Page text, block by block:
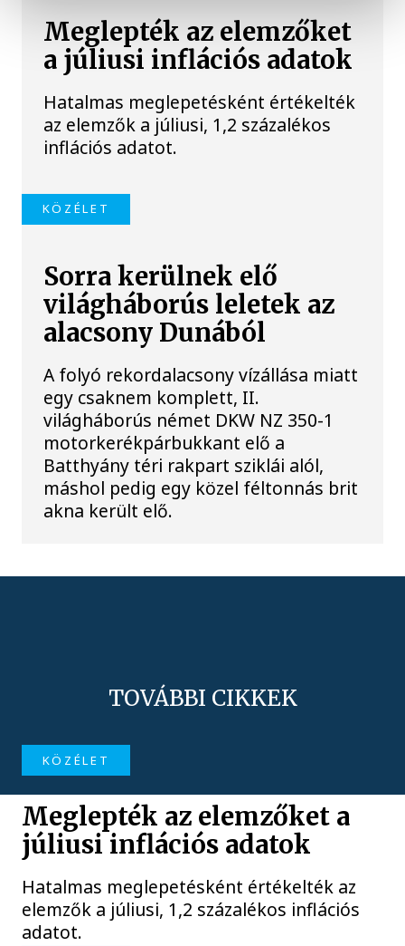
Meglepték az elemzőket
a júliusi inflációs adatok
Hatalmas meglepetésként értékelték
az elemzők a júliusi, 1,2 százalékos
inflációs adatot.
KÖZÉLET
Sorra kerülnek elő
világháborús leletek az
alacsony Dunából
A folyó rekordalacsony vízállása miatt
egy csaknem komplett, II.
világháborús német DKW NZ 350-1
motorkerékpárbukkant elő a
Batthyány téri rakpart sziklái alól,
máshol pedig egy közel féltonnás brit
akna került elő.
TOVÁBBI CIKKEK
KÖZÉLET
Meglepték az elemzőket a
júliusi inflációs adatok
Hatalmas meglepetésként értékelték az
elemzők a júliusi, 1,2 százalékos inflációs
adatot.